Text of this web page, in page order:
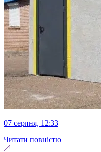
07 серпня, 12:33
Читати повністю